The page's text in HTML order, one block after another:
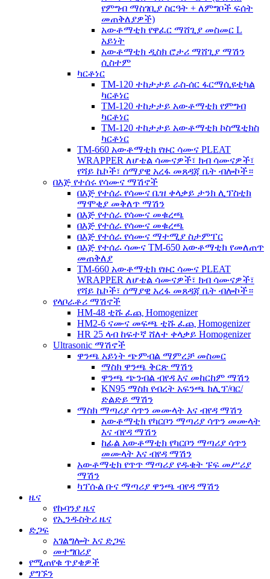
የምግብ ማስገቢያ ስርዓት + ለምግቦች ፍሰት
መጠቅለያዎች)
አውቶማቲክ የዋፈር ማሸጊያ መስመር L
አይነት
አውቶማቲክ ዲስክ ሮታሪ ማሸጊያ ማሽን
ሲስተም
ካርቶነር
TM-120 ተከታታይ ራስ-ሰር ፋርማሲዩቲካል
ካርቶነር
TM-120 ተከታታይ አውቶማቲክ የምግብ
ካርቶነር
TM-120 ተከታታይ አውቶማቲክ ኮስሜቲክስ
ካርቶነር
TM-660 አውቶማቲክ የዙር ሳሙና PLEAT
WRAPPER ለሆቴል ሳሙናዎች፣ ክብ ሳሙናዎች፣
የሻይ ኬኮች፣ ሰማያዊ አረፋ መጸዳጃ ቤት ብሎኮች።
በእጅ የተሰሩ የሳሙና ማሽኖች
በእጅ የተሰራ የሳሙና ቤዝ ቀላቃይ ታንክ ሊፕስቲክ
ማሞቂያ መቅለጥ ማሽን
በእጅ የተሰራ የሳሙና መቁረጫ
በእጅ የተሰራ የሳሙና መቁረጫ
በእጅ የተሰራ የሳሙና ማተሚያ ስታምፐር
በእጅ የተሰራ ሳሙና TM-650 አውቶማቲክ የመለጠጥ
መጠቅለያ
TM-660 አውቶማቲክ የዙር ሳሙና PLEAT
WRAPPER ለሆቴል ሳሙናዎች፣ ክብ ሳሙናዎች፣
የሻይ ኬኮች፣ ሰማያዊ አረፋ መጸዳጃ ቤት ብሎኮች።
የላቦራቶሪ ማሽኖች
HM-48 ቲሹ ፈጪ Homogenizer
HM2-6 ናሙና መፍጫ ቲሹ ፈጪ Homogenizer
HR 25 ላብ ከፍተኛ ሸለተ ቀላቃይ Homogenizer
Ultrasonic ማሽኖች
ዋንጫ አይነት ጭምብል ማምረቻ መስመር
ማስክ ዋንጫ ቅርጽ ማሽን
ዋንጫ ጭንብል ብየዳ እና መከርከም ማሽን
KN95 ማስክ የብረት አፍንጫ ክሊፕ/ባር/
ድልድይ ማሽን
ማስክ ማጣሪያ ሳጥን መሙላት እና ብየዳ ማሽን
አውቶማቲክ የካርቦን ማጣሪያ ሳጥን መሙላት
እና ብየዳ ማሽን
ከፊል አውቶማቲክ የካርቦን ማጣሪያ ሳጥን
መሙላት እና ብየዳ ማሽን
አውቶማቲክ የጥጥ ማጣሪያ የዱቄት ፑፍ መሥሪያ
ማሽን
ካፕሱል ቡና ማጣሪያ ዋንጫ ብየዳ ማሽን
ዜና
የኩባንያ ዜና
የኢንዱስትሪ ዜና
ድጋፍ
አገልግሎት እና ድጋፍ
መተግበሪያ
የሚጠየቁ ጥያቄዎች
ያግኙን